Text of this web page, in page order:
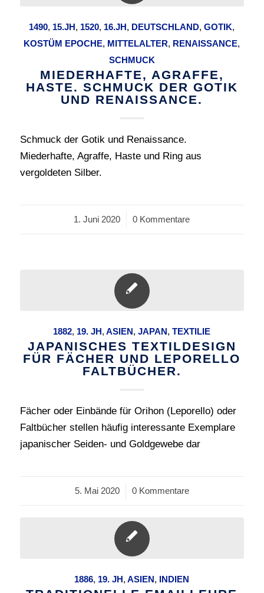
1490, 15.JH, 1520, 16.JH, DEUTSCHLAND,GOTIK,
KOSTÜM EPOCHE, MITTELALTER, RENAISSANCE,
SCHMUCK
MIEDERHAFTE, AGRAFFE,
HASTE. SCHMUCK DER GOTIK
UND RENAISSANCE.
Schmuck der Gotik und Renaissance.
Miederhafte, Agraffe, Haste und Ring aus
vergoldeten Silber.
1. Juni 2020
/ 0 Kommentare
1882, 19. JH,ASIEN,JAPAN,TEXTILIE
JAPANISCHES TEXTILDESIGN
FÜR FÄCHER UND LEPORELLO
FALTBÜCHER.
Fächer oder Einbände für Orihon (Leporello) oder
Faltbücher stellen häufig interessante Exemplare
japanischer Seiden- und Goldgewebe dar
5. Mai 2020
/ 0 Kommentare
1886, 19. JH,ASIEN, INDIEN